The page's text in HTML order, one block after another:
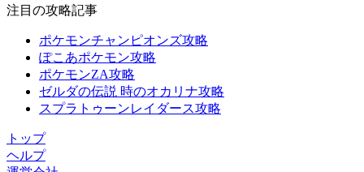
注目の攻略記事
ポケモンチャンピオンズ攻略
ぽこあポケモン攻略
ポケモンZA攻略
ゼルダの伝説 時のオカリナ攻略
スプラトゥーンレイダース攻略
トップ
ヘルプ